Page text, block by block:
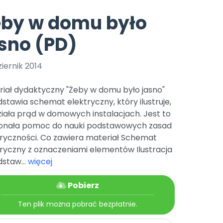
Archiwalne numery
Pomoc
Nowości
Zapowiedzi
Promocje
czerwca 2024 r. uzyskała
r. Nr decyzji:
Online.
Bliżej Pieska
Pomoc zwierzętom
Książka (dla) Przedszkolaka
Promowanie czytelnictwa
TikTok
Zobacz nas na TikToku
YouTube
w domu było
(PD)
2014
dydaktyczny "Żeby w domu było jasno"
schemat elektryczny, który ilustruje,
prąd w domowych instalacjach. Jest to
pomoc do nauki podstawowych zasad
Co zawiera materiał Schemat
z oznaczeniami elementów Ilustracja
więcej
Pobierz
Ten plik można pobrać bezpłatnie.